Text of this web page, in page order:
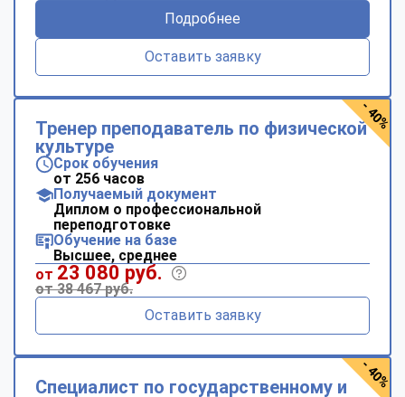
Подробнее
Оставить заявку
Тренер преподаватель по физической
культуре
Срок обучения
от 256 часов
Получаемый документ
Диплом о профессиональной
переподготовке
Обучение на базе
Высшее, среднее
от 23 080 руб.
от 38 467 руб.
Оставить заявку
- 40%
Специалист по государственному и - 40%